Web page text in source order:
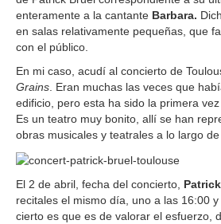
enteramente a la cantante Barbara.
en salas relativamente pequeñas, que
con el público.
En mi caso, acudí al concierto de
Grains. Eran muchas las veces que
edificio, pero esta ha sido la primera
Es un teatro muy bonito, allí se han
obras musicales y teatrales a lo largo
El 2 de abril, fecha del concierto,
recitales el mismo día, uno a las 16:00
cierto es que es de valorar el esfuerzo,